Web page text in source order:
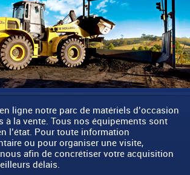
ligne notre parc de matériels d’occasion
à la vente. Tous nos équipements sont
l’état. Pour toute information
ou pour organiser une visite,
afin de concrétiser votre acquisition
délais.